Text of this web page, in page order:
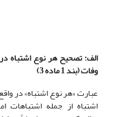
الف: تصحیح هر نوع اشتباه
وفات (بند 1 ماده 3)
عبارت «هر نوع اشتباه» در
اشتباه از جمله اشتباهات